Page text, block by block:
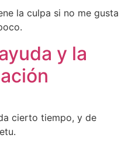
la culpa si no me gusta
y la
cierto tiempo, y de